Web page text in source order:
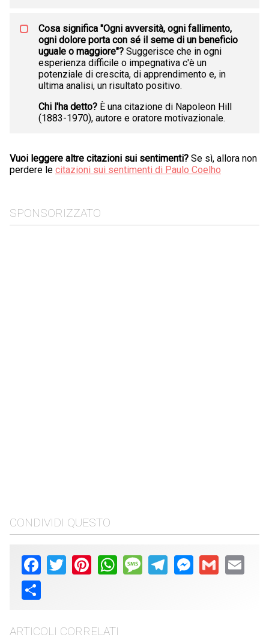
Cosa significa "Ogni avversità, ogni fallimento,
ogni dolore porta con sé il seme di un beneficio
uguale o maggiore"? Suggerisce che in ogni
esperienza difficile o impegnativa c'è un
potenziale di crescita, di apprendimento e, in
ultima analisi, un risultato positivo.
Chi l'ha detto? È una citazione di Napoleon Hill
(1883-1970), autore e oratore motivazionale.
Vuoi leggere altre citazioni sui sentimenti? Se sì, allora non
perdere le citazioni sui sentimenti di Paulo Coelho
SPONSORIZZATO
CONDIVIDI QUESTO
Facebook
Twitter PinterestWhatsAppMessageTelegramMessenger
Gmail Email
Share
ARTICOLI CORRELATI